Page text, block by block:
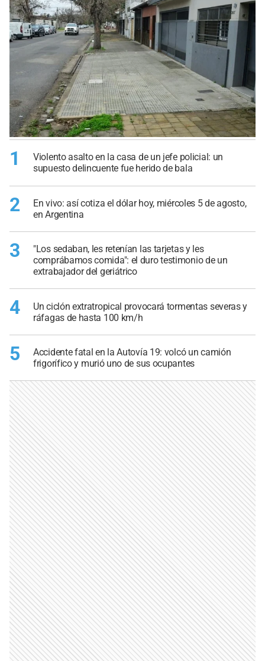
1
Violento asalto en la casa de un jefe policial: un
supuesto delincuente fue herido de bala
2
En vivo: así cotiza el dólar hoy, miércoles 5 de agosto,
en Argentina
3
"Los sedaban, les retenían las tarjetas y les
comprábamos comida": el duro testimonio de un
extrabajador del geriátrico
4
Un ciclón extratropical provocará tormentas severas y
ráfagas de hasta 100 km/h
5
Accidente fatal en la Autovía 19: volcó un camión
frigorífico y murió uno de sus ocupantes